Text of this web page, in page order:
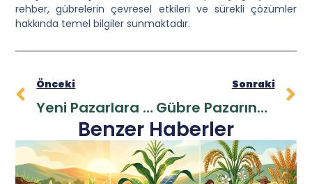
rehber, gübrelerin çevresel etkileri ve sürekli çözümler
hakkında temel bilgiler sunmaktadır.
Önceki
Yeni Pazarlara Açılma: Bayilere Özel Stratejiler
Sonraki
Gübre Pazarında Bayi Özelinde Risk Yönetimi
Benzer Haberler